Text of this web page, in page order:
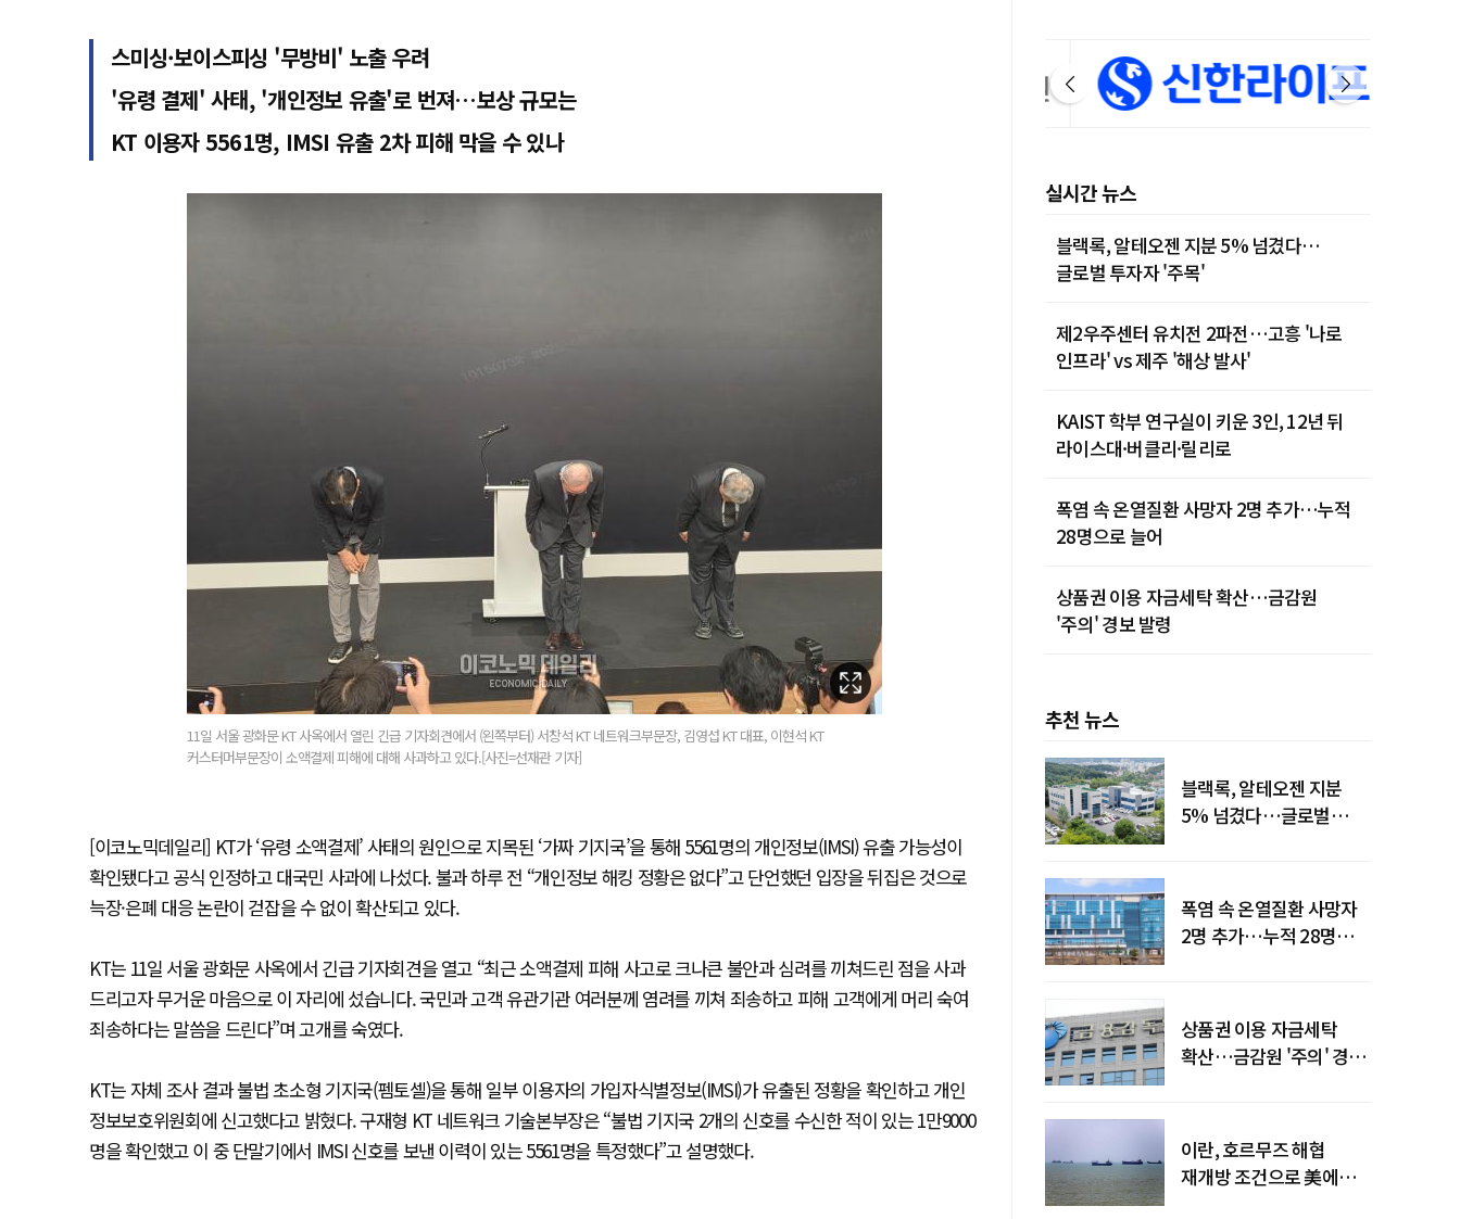
스미싱·보이스피싱 '무방비' 노출 우려
'유령 결제' 사태, '개인정보 유출'로 번져…보상 규모는
KT 이용자 5561명, IMSI 유출 2차 피해 막을 수 있나
11일 서울 광화문 KT 사옥에서 열린 긴급 기자회견에서 (왼쪽부터) 서창석 KT 네트워크부문장, 김영섭 KT 대표, 이현석 KT
커스터머부문장이 소액결제 피해에 대해 사과하고 있다.[사진=선재관 기자]
[이코노믹데일리] KT가 ‘유령 소액결제’ 사태의 원인으로 지목된 ‘가짜 기지국’을 통해 5561명의 개인정보(IMSI) 유출 가능성이
확인됐다고 공식 인정하고 대국민 사과에 나섰다. 불과 하루 전 “개인정보 해킹 정황은 없다”고 단언했던 입장을 뒤집은 것으로
늑장·은폐 대응 논란이 걷잡을 수 없이 확산되고 있다.
KT는 11일 서울 광화문 사옥에서 긴급 기자회견을 열고 “최근 소액결제 피해 사고로 크나큰 불안과 심려를 끼쳐드린 점을 사과
드리고자 무거운 마음으로 이 자리에 섰습니다. 국민과 고객 유관기관 여러분께 염려를 끼쳐 죄송하고 피해 고객에게 머리 숙여
죄송하다는 말씀을 드린다”며 고개를 숙였다.
KT는 자체 조사 결과 불법 초소형 기지국(펨토셀)을 통해 일부 이용자의 가입자식별정보(IMSI)가 유출된 정황을 확인하고 개인
정보보호위원회에 신고했다고 밝혔다. 구재형 KT 네트워크 기술본부장은 “불법 기지국 2개의 신호를 수신한 적이 있는 1만9000
명을 확인했고 이 중 단말기에서 IMSI 신호를 보낸 이력이 있는 5561명을 특정했다”고 설명했다.
실시간 뉴스
블랙록, 알테오젠 지분 5% 넘겼다…
글로벌 투자자 '주목'
제2우주센터 유치전 2파전…고흥 '나로
인프라' vs 제주 '해상 발사'
KAIST 학부 연구실이 키운 3인, 12년 뒤
라이스대·버클리·릴리로
폭염 속 온열질환 사망자 2명 추가…누적
28명으로 늘어
상품권 이용 자금세탁 확산…금감원
'주의' 경보 발령
추천 뉴스
블랙록, 알테오젠 지분
5% 넘겼다…글로벌
폭염 속 온열질환 사망자
2명 추가…누적 28명으로
상품권 이용 자금세탁
확산…금감원 '주의' 경보
이란, 호르무즈 해협
재개방 조건으로 美에